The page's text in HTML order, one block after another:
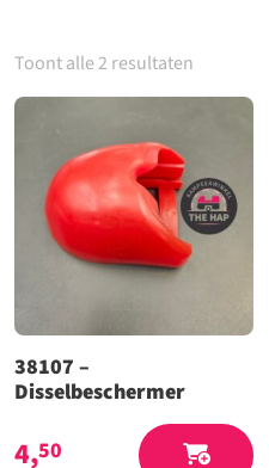
Toont alle 2 resultaten
38107 –
Disselbeschermer
4,50